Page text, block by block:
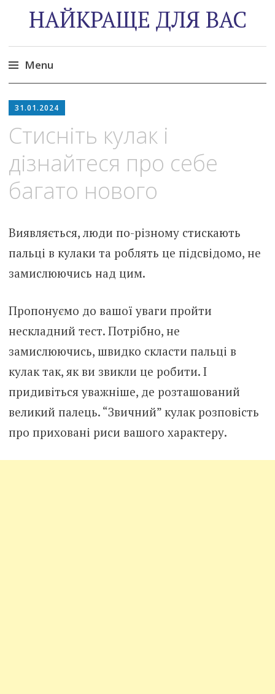
НАЙКРАЩЕ ДЛЯ ВАС
Menu
to
31.01.2024
Стисніть кулак і
дізнайтеся про себе
багато нового
Виявляється, люди по-різному стискають
пальці в кулаки та роблять це підсвідомо, не
замислюючись над цим.
Пропонуємо до вашої уваги пройти
нескладний тест. Потрібно, не
замислюючись, швидко скласти пальці в
кулак так, як ви звикли це робити. І
придивіться уважніше, де розташований
великий палець. “Звичний” кулак розповість
про приховані риси вашого характеру.